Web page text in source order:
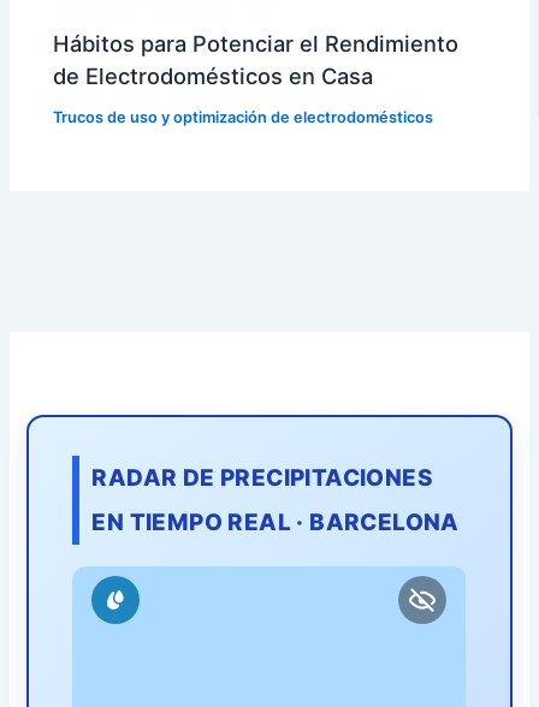
Hábitos para Potenciar el Rendimiento
de Electrodomésticos en Casa
Trucos de uso y optimización de electrodomésticos
RADAR DE PRECIPITACIONES
EN TIEMPO REAL · BARCELONA